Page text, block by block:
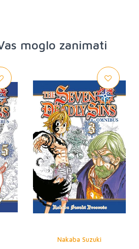
moglo zanimati
Nakaba Suzuki